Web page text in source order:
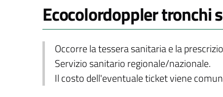
Ecocolordoppler tronchi
Occorre la tessera sanitaria e la
Servizio sanitario regionale/nazionale.
Il costo dell'eventuale ticket viene